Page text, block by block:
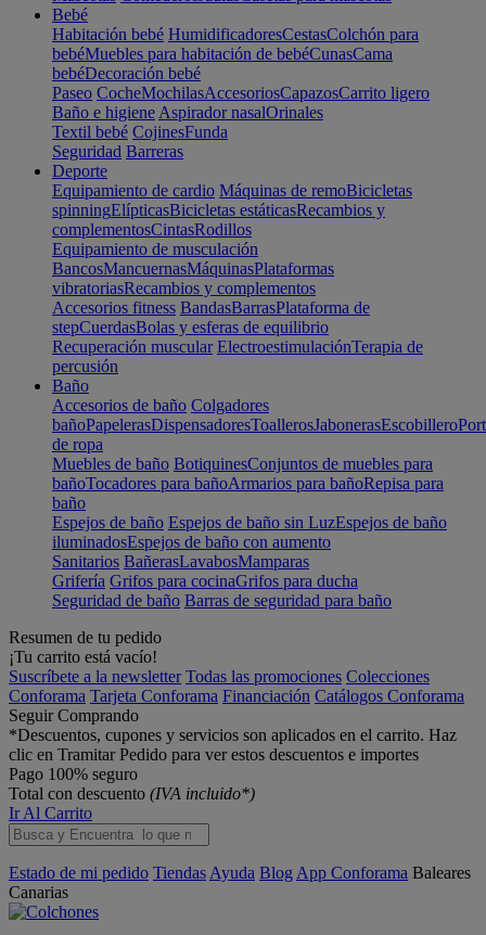
Bebé
Habitación bebé HumidificadoresCestasColchón para
bebéMuebles para habitación de bebéCunasCama
bebéDecoración bebé
Paseo CocheMochilasAccesoriosCapazosCarrito ligero
Baño e higiene Aspirador nasalOrinales
Textil bebé CojinesFunda
Seguridad Barreras
Deporte
Equipamiento de cardio Máquinas de remoBicicletas
spinningElípticasBicicletas estáticasRecambios y
complementosCintasRodillos
Equipamiento de musculación
BancosMancuernasMáquinasPlataformas
vibratoriasRecambios y complementos
Accesorios fitness BandasBarrasPlataforma de
stepCuerdasBolas y esferas de equilibrio
Recuperación muscular ElectroestimulaciónTerapia de
percusión
Baño
Accesorios de baño Colgadores
bañoPapelerasDispensadoresToallerosJabonerasEscobillero
de ropa
Muebles de baño BotiquinesConjuntos de muebles para
bañoTocadores para bañoArmarios para bañoRepisa para
baño
Espejos de baño Espejos de baño sin LuzEspejos de baño
iluminadosEspejos de baño con aumento
Sanitarios BañerasLavabosMamparas
Grifería Grifos para cocinaGrifos para ducha
Seguridad de baño Barras de seguridad para baño
Resumen de tu pedido
¡Tu carrito está vacío!
Suscríbete a la newsletter Todas las promociones Colecciones
Conforama Tarjeta Conforama Financiación Catálogos Conforama
Seguir Comprando
*Descuentos, cupones y servicios son aplicados en el carrito. Haz
clic en Tramitar Pedido para ver estos descuentos e importes
Pago 100% seguro
Total con descuento (IVA incluido*)
Ir Al Carrito
Estado de mi pedido Tiendas Ayuda Blog App Conforama Baleares
Canarias